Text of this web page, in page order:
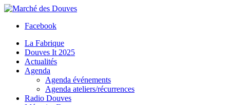
Facebook
La Fabrique
Douves It 2025
Actualités
Agenda
Agenda événements
Agenda ateliers/récurrences
Radio Douves